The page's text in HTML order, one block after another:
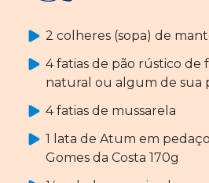
2 colheres (sopa) de
4 fatias de pão rústico de
natural ou algum de sua
4 fatias de mussarela
1 lata de Atum em
Gomes da Costa 170g